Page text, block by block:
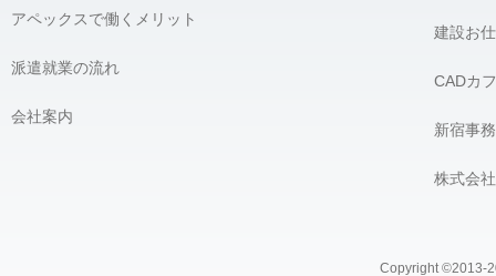
個人情報問合せ窓口責任者 株式会社 アペックス 髙橋 宏
＿＿＿＿＿＿＿＿＿＿＿＿＿＿＿＿
アペックスで働くメリット
派遣就業の流れ
会社案内
建設お
CADカ
新宿事
株式会
Copyright ©2013-